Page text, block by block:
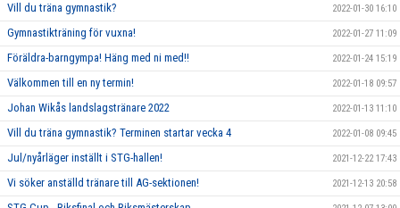
Vill du träna gymnastik? 2022-01-30 16:10
Gymnastikträning för vuxna! 2022-01-27 11:09
Föräldra-barngympa! Häng med ni med!! 2022-01-24 15:19
Välkommen till en ny termin! 2022-01-18 09:57
Johan Wikås landslagstränare 2022 2022-01-13 11:10
Vill du träna gymnastik? Terminen startar vecka 4 2022-01-08 09:45
Jul/nyårläger inställt i STG-hallen! 2021-12-22 17:43
Vi söker anställd tränare till AG-sektionen! 2021-12-13 20:58